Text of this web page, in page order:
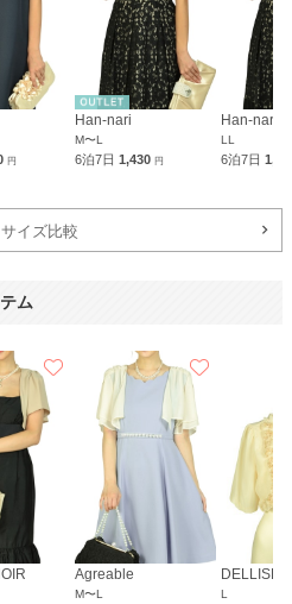
円
Han-nari
M〜L
6泊7日 1,430 円
Han-nari
LL
6泊7日
サイズ比較
ム
Agreable
M〜L
DELLISE
L